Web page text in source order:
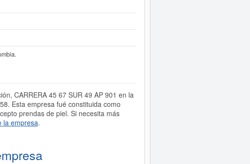
CARRERA 45 67 SUR 49 AP 901 en la
Esta empresa fué constituida como
prendas de piel. Si necesita más
la empresa.